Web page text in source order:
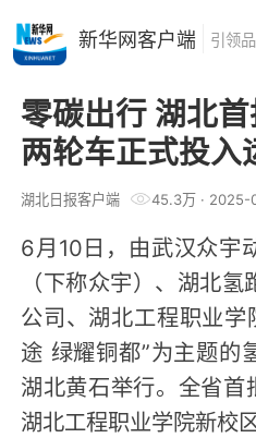
零碳出行 湖北
两轮车正式投入
湖北日报客户端 45.3万· 2025-
6月10日，由武汉众宇
（下称众宇）、湖北
公司、湖北工程职业
途 绿耀铜都”为主题的
湖北黄石举行。全省
湖北工程职业学院新校
新华网客户端 引领